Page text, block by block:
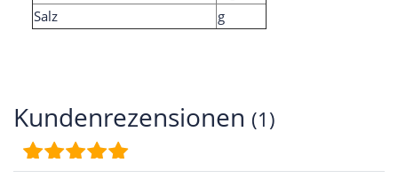
Salz
g
Kundenrezensionen (1)